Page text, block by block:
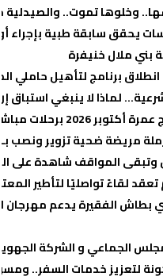
وخلوها تموت.. والصيدلية
يحقق سابقة طبية بإجراء
بني ملال خنيفرة
برنامج لتأهيل حاملي
لماذا لا ينبغي استباق
وإقامة بفنادق متميزة
360 مليون.. وشكاية رسمية تهز محكمة الاستئناف بفاس*
وتبقى المواقف شاهدة على
لقاءً تواصليًا لتأطير
الفقيرة يدعم مهرجان
الجماعي و الشركة
لتعزيز خدمات السفر..